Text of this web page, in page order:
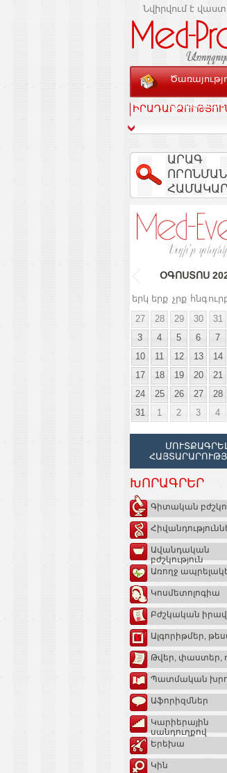
Նվիրվում է
Տեսասրահ
ԱՐԱԳ
ՈՐՈՆՄԱՆ
ՕԳՈՍՏՈՍ
երկ երք չրք հնգ
27
28 29 30 31
3
4 5 6 7
10
11 12 13 14
17
18 19 20 21
24
25 26 27 28
31
1 2 3 4
ԽՈՐԱԳՐԵՐ
Գիտական
Ավանդական
բժշկություն
Առողջ
Կոսմետոլոգիա
Բժշկական
Ալգորիթմեր,
Թվեր, փաստեր,
Պատմական
Աֆորիզմներ
Կարիերային
սանդուղքով
Երեխա
Կին